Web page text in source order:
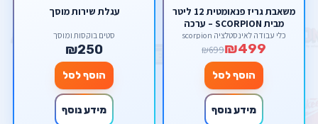
משאבת גריז פנאומטית 12 ליטר
מבית SCORPION – ערכה
תעשייתית עם אקדח וצינור
לחץ
כלי עבודה לאינסטלציה scorpion
₪499
₪699
הוסף לסל
מידע נוסף
עגלת שירות מוסך
סטים בוקסות ומוסך
₪250
הוסף לסל
מידע נוסף